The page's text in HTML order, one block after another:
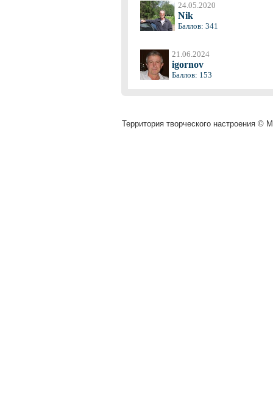
24.05.2020
Nik
Баллов: 341
21.06.2024
igornov
Баллов: 153
Территория творческого настроения ©